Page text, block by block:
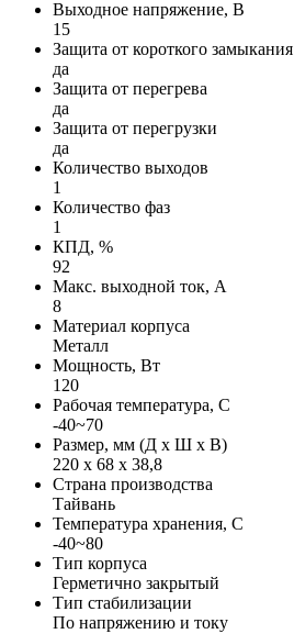
Выходное напряжение, В
15
Защита от короткого замыкания
да
Защита от перегрева
да
Защита от перегрузки
да
Количество выходов
1
Количество фаз
1
КПД, %
92
Макс. выходной ток, А
8
Материал корпуса
Металл
Мощность, Вт
120
Рабочая температура, С
-40~70
Размер, мм (Д х Ш х В)
220 х 68 х 38,8
Страна производства
Тайвань
Температура хранения, С
-40~80
Тип корпуса
Герметично закрытый
Тип стабилизации
По напряжению и току